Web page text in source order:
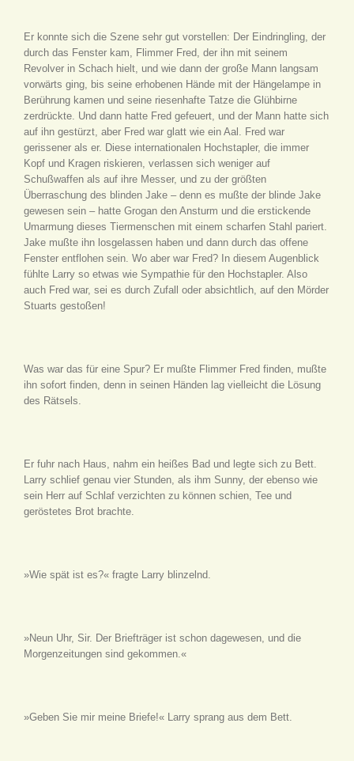
Er konnte sich die Szene sehr gut vorstellen: Der Eindringling, der
durch das Fenster kam, Flimmer Fred, der ihn mit seinem
Revolver in Schach hielt, und wie dann der große Mann langsam
vorwärts ging, bis seine erhobenen Hände mit der Hängelampe in
Berührung kamen und seine riesenhafte Tatze die Glühbirne
zerdrückte. Und dann hatte Fred gefeuert, und der Mann hatte sich
auf ihn gestürzt, aber Fred war glatt wie ein Aal. Fred war
gerissener als er. Diese internationalen Hochstapler, die immer
Kopf und Kragen riskieren, verlassen sich weniger auf
Schußwaffen als auf ihre Messer, und zu der größten
Überraschung des blinden Jake – denn es mußte der blinde Jake
gewesen sein – hatte Grogan den Ansturm und die erstickende
Umarmung dieses Tiermenschen mit einem scharfen Stahl pariert.
Jake mußte ihn losgelassen haben und dann durch das offene
Fenster entflohen sein. Wo aber war Fred? In diesem Augenblick
fühlte Larry so etwas wie Sympathie für den Hochstapler. Also
auch Fred war, sei es durch Zufall oder absichtlich, auf den Mörder
Stuarts gestoßen!
Was war das für eine Spur? Er mußte Flimmer Fred finden, mußte
ihn sofort finden, denn in seinen Händen lag vielleicht die Lösung
des Rätsels.
Er fuhr nach Haus, nahm ein heißes Bad und legte sich zu Bett.
Larry schlief genau vier Stunden, als ihm Sunny, der ebenso wie
sein Herr auf Schlaf verzichten zu können schien, Tee und
geröstetes Brot brachte.
»Wie spät ist es?« fragte Larry blinzelnd.
»Neun Uhr, Sir. Der Briefträger ist schon dagewesen, und die
Morgenzeitungen sind gekommen.«
»Geben Sie mir meine Briefe!« Larry sprang aus dem Bett.